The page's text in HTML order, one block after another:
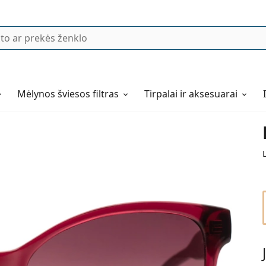
Mėlynos šviesos filtras Tirpalai ir aksesuarai